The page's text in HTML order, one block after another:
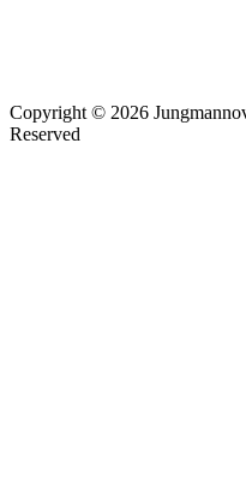
Copyright © 2026
Reserved